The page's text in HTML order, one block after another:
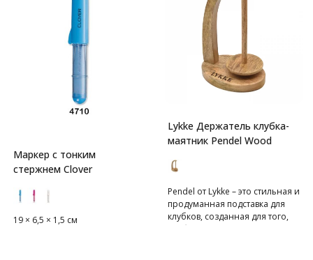
Маркер с тонким
стержнем Clover
19 × 6,5 × 1,5 см
Lykke Держатель клубка-
маятник Pendel Wood
Pendel от Lykke – это стильная и
продуманная подставка для
клубков, созданная для того,
чтобы нить разматывалась